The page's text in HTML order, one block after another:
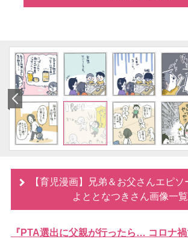
【育児漫画】兄弟＆お父さんエピ
よととなつきさん画像一
『PTA選出に父親が行ったら… コロナ